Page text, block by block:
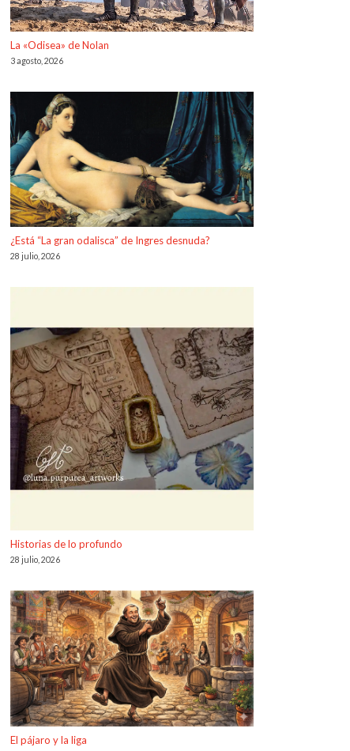
La «Odisea» de Nolan
3 agosto, 2026
¿Está “La gran odalisca” de Ingres desnuda?
28 julio, 2026
Historias de lo profundo
28 julio, 2026
El pájaro y la liga